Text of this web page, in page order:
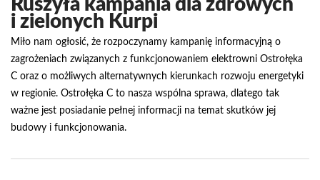
i zielonych Kurpi
Miło nam ogłosić, że rozpoczynamy kampanię informacyjną o
zagrożeniach związanych z funkcjonowaniem elektrowni Ostrołęka
C oraz o możliwych alternatywnych kierunkach rozwoju energetyki
w regionie. Ostrołęka C to nasza wspólna sprawa, dlatego tak
ważne jest posiadanie pełnej informacji na temat skutków jej
budowy i funkcjonowania.